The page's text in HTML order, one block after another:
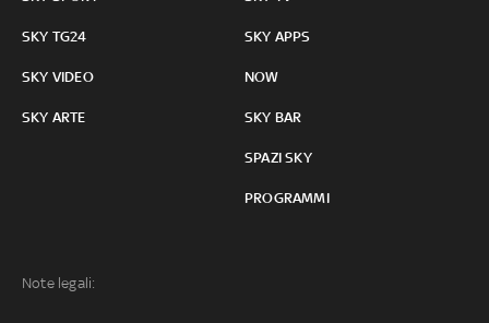
SKY TG24
SKY VIDEO
SKY ARTE
SKY APPS
NOW
SKY BAR
SPAZI SKY
PROGRAMMI
Note legali: